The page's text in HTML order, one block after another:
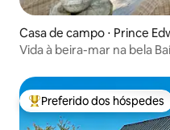
Casa de campo ⋅ Prince
Vida à beira-mar na bela
Entre os melhores
Preferido dos hóspedes